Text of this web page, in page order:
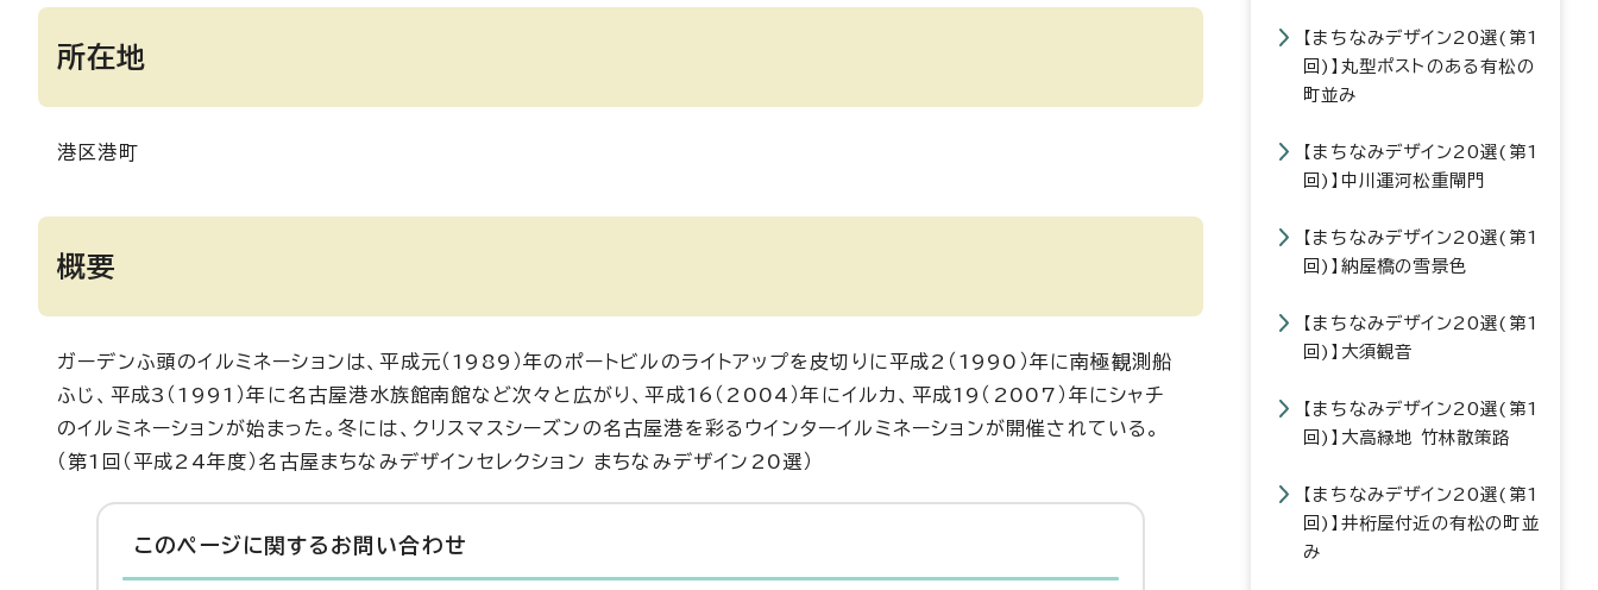
所在地
港区港町
概要
ガーデンふ頭のイルミネーションは、平成元（1989）年のポートビルのライトアップを皮切りに平成2（1990）年に南極観測船
ふじ、平成3（1991）年に名古屋港水族館南館など次々と広がり、平成16（2004）年にイルカ、平成19（2007）年にシャチ
のイルミネーションが始まった。冬には、クリスマスシーズンの名古屋港を彩るウインターイルミネーションが開催されている。
（第1回（平成24年度）名古屋まちなみデザインセレクション まちなみデザイン20選）
このページに関する お問い合わせ
【まちなみデザイン20選(第1
回)】丸型ポストのある有松の
町並み
【まちなみデザイン20選(第1
回)】中川運河松重閘門
【まちなみデザイン20選(第1
回)】納屋橋の雪景色
【まちなみデザイン20選(第1
回)】大須観音
【まちなみデザイン20選(第1
回)】大高緑地 竹林散策路
【まちなみデザイン20選(第1
回)】井桁屋付近の有松の町並
み